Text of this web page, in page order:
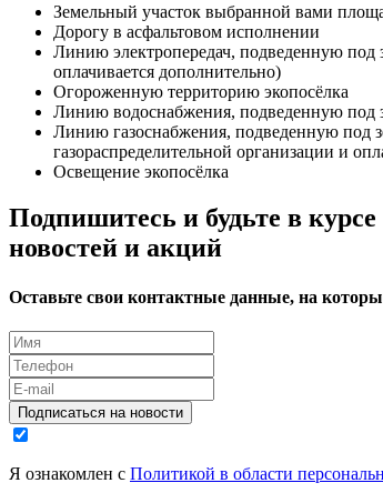
Земельный участок выбранной вами
Дорогу в асфальтовом исполнении
Линию электропередач, подведенную под
оплачивается дополнительно)
Огороженную территорию экопосёлка
Линию водоснабжения, подведенную под
Линию газоснабжения, подведенную под
газораспределительной организации и
Освещение экопосёлка
Подпишитесь и будьте в курсе
новостей и акций
Оставьте свои контактные данные, на
Подписаться на новости
Я ознакомлен с Политикой в области